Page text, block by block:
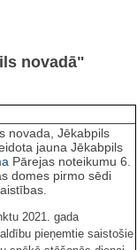
novadā"
novada, Jēkabpils
jauna Jēkabpils
Pārejas noteikumu 6.
domes pirmo sēdi
2021. gada
pieņemtie saistošie